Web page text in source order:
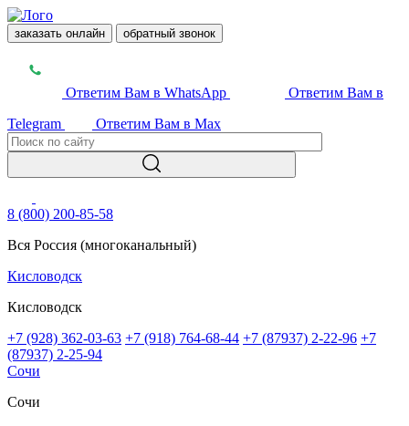
заказать онлайн обратный звонок
Ответим Вам в WhatsApp
Ответим Вам в
Telegram
Ответим Вам в Max
8 (800) 200-85-58
Вся Россия (многоканальный)
Кисловодск
Кисловодск
+7 (928) 362-03-63 +7 (918) 764-68-44 +7 (87937) 2-22-96 +7
(87937) 2-25-94
Сочи
Сочи